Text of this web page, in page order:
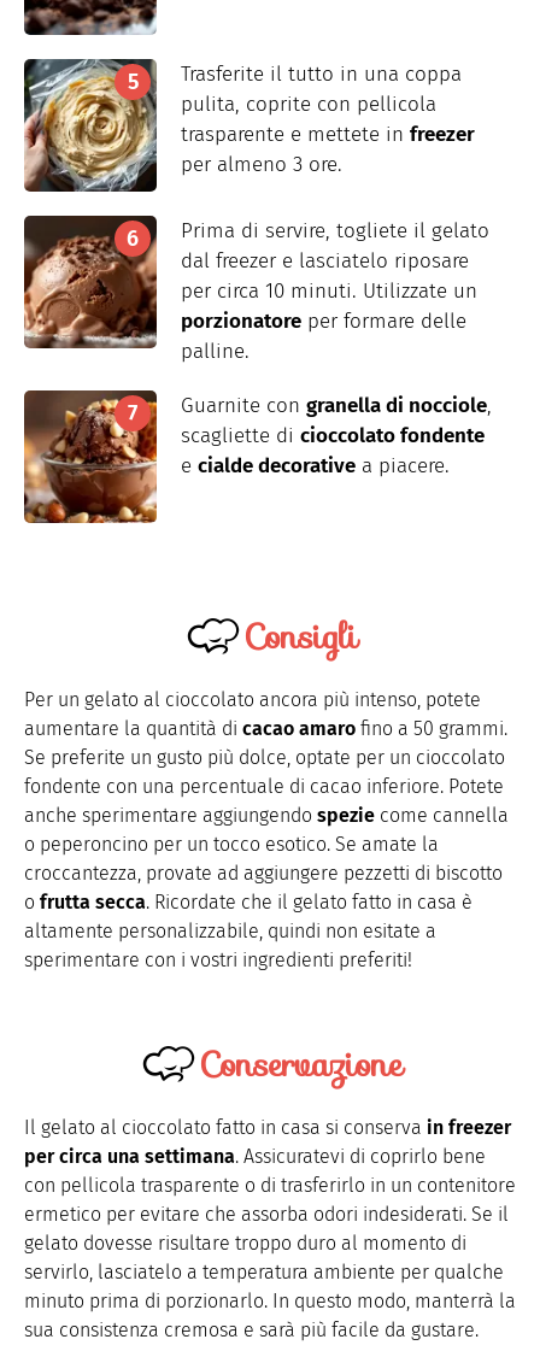
Trasferite il tutto in una coppa
pulita, coprite con pellicola
trasparente e mettete in freezer
per almeno 3 ore.
Prima di servire, togliete il gelato
dal freezer e lasciatelo riposare
per circa 10 minuti. Utilizzate un
porzionatore per formare delle
palline.
Guarnite con granella di nocciole,
scagliette di cioccolato fondente
e cialde decorative a piacere.
Consigli
Per un gelato al cioccolato ancora più intenso, potete
aumentare la quantità di cacao amaro fino a 50 grammi.
Se preferite un gusto più dolce, optate per un cioccolato
fondente con una percentuale di cacao inferiore. Potete
anche sperimentare aggiungendo spezie come cannella
o peperoncino per un tocco esotico. Se amate la
croccantezza, provate ad aggiungere pezzetti di biscotto
o frutta secca. Ricordate che il gelato fatto in casa è
altamente personalizzabile, quindi non esitate a
sperimentare con i vostri ingredienti preferiti!
Conservazione
Il gelato al cioccolato fatto in casa si conserva in freezer
per circa una settimana. Assicuratevi di coprirlo bene
con pellicola trasparente o di trasferirlo in un contenitore
ermetico per evitare che assorba odori indesiderati. Se il
gelato dovesse risultare troppo duro al momento di
servirlo, lasciatelo a temperatura ambiente per qualche
minuto prima di porzionarlo. In questo modo, manterrà la
sua consistenza cremosa e sarà più facile da gustare.